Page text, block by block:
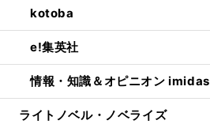
kotoba
e!集英社
情報・知識＆オピニオン imidas
ライトノベル・ノベライズ